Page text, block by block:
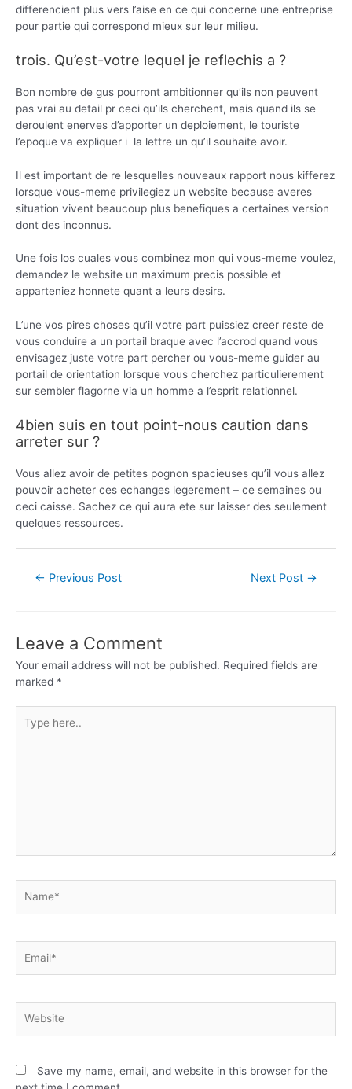
differencient plus vers l’aise en ce qui concerne une entreprise
pour partie qui correspond mieux sur leur milieu.
trois. Qu’est-votre lequel je reflechis a ?
Bon nombre de gus pourront ambitionner qu’ils non peuvent
pas vrai au detail pr ceci qu’ils cherchent, mais quand ils se
deroulent enerves d’apporter un deploiement, le touriste
l’epoque va expliquer i la lettre un qu’il souhaite avoir.
Il est important de re lesquelles nouveaux rapport nous kifferez
lorsque vous-meme privilegiez un website because averes
situation vivent beaucoup plus benefiques a certaines version
dont des inconnus.
Une fois los cuales vous combinez mon qui vous-meme voulez,
demandez le website un maximum precis possible et
apparteniez honnete quant a leurs desirs.
L’une vos pires choses qu’il votre part puissiez creer reste de
vous conduire a un portail braque avec l’accrod quand vous
envisagez juste votre part percher ou vous-meme guider au
portail de orientation lorsque vous cherchez particulierement
sur sembler flagorne via un homme a l’esprit relationnel.
4bien suis en tout point-nous caution dans
arreter sur ?
Vous allez avoir de petites pognon spacieuses qu’il vous allez
pouvoir acheter ces echanges legerement – ce semaines ou
ceci caisse. Sachez ce qui aura ete sur laisser des seulement
quelques ressources.
← Previous Post Next Post →
Leave a Comment
Your email address will not be published. Required fields are
marked *
Save my name, email, and website in this browser for the